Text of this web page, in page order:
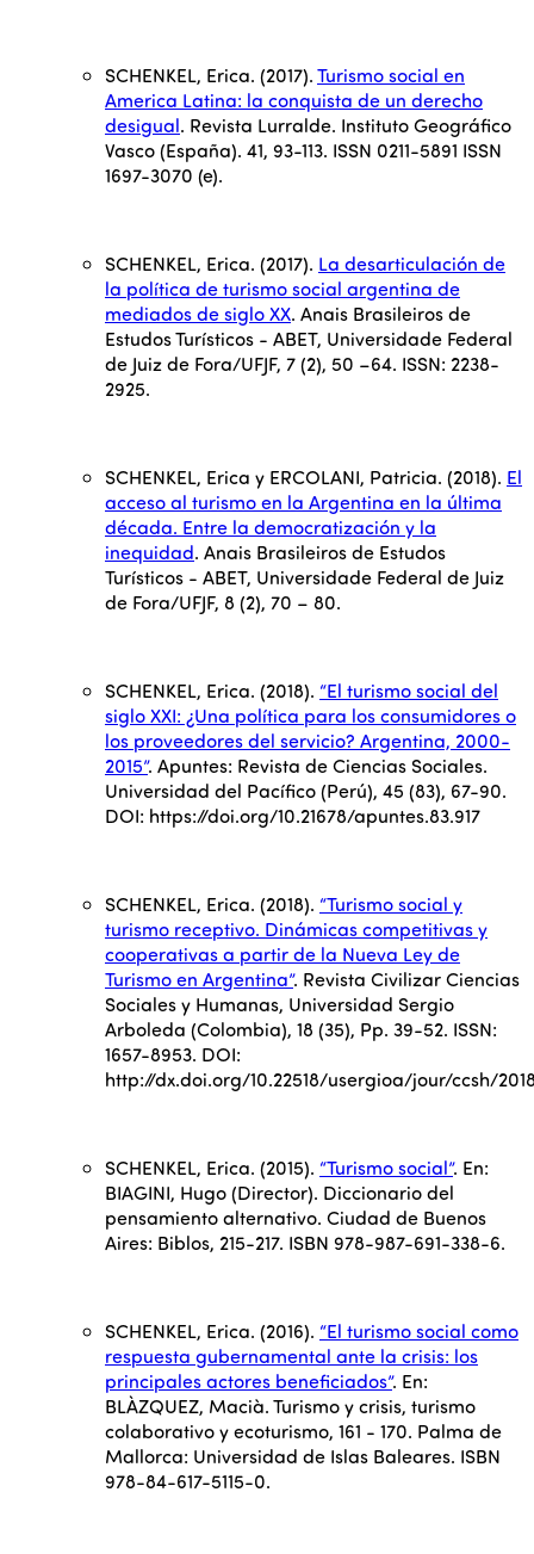
SCHENKEL, Erica. (2017).Turismo social en
America Latina: la conquista de un derecho
desigual. Revista Lurralde. Instituto Geográfico
Vasco (España). 41, 93-113. ISSN 0211-5891 ISSN
1697-3070 (e).
SCHENKEL, Erica. (2017). La desarticulación de
la política de turismo social argentina de
mediados de siglo XX. Anais Brasileiros de
Estudos Turísticos - ABET, Universidade Federal
de Juiz de Fora/UFJF, 7 (2), 50 –64. ISSN: 2238-
2925.
SCHENKEL, Erica y ERCOLANI, Patricia. (2018). El
acceso al turismo en la Argentina en la última
década. Entre la democratización y la
inequidad. Anais Brasileiros de Estudos
Turísticos - ABET, Universidade Federal de Juiz
de Fora/UFJF, 8 (2), 70 – 80.
SCHENKEL, Erica. (2018). “El turismo social del
siglo XXI: ¿Una política para los consumidores o
los proveedores del servicio? Argentina, 2000-
2015”. Apuntes: Revista de Ciencias Sociales.
Universidad del Pacífico (Perú), 45 (83), 67-90.
DOI: https://doi.org/10.21678/apuntes.83.917
SCHENKEL, Erica. (2018). “Turismo social y
turismo receptivo. Dinámicas competitivas y
cooperativas a partir de la Nueva Ley de
Turismo en Argentina”. Revista Civilizar Ciencias
Sociales y Humanas, Universidad Sergio
Arboleda (Colombia), 18 (35), Pp. 39-52. ISSN:
1657-8953. DOI:
http://dx.doi.org/10.22518/usergioa/jour/ccsh/
SCHENKEL, Erica. (2015). “Turismo social”. En:
BIAGINI, Hugo (Director). Diccionario del
pensamiento alternativo. Ciudad de Buenos
Aires: Biblos, 215-217. ISBN 978-987-691-338-6.
SCHENKEL, Erica. (2016). “El turismo social como
respuesta gubernamental ante la crisis: los
principales actores beneficiados”. En:
BLÀZQUEZ, Macià. Turismo y crisis, turismo
colaborativo y ecoturismo, 161 - 170. Palma de
Mallorca: Universidad de Islas Baleares. ISBN
978-84-617-5115-0.